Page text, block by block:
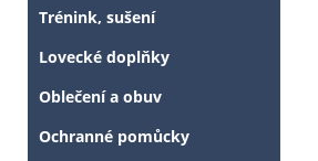
Trénink, sušení
Lovecké doplňky
Oblečení a obuv
Ochranné pomůcky